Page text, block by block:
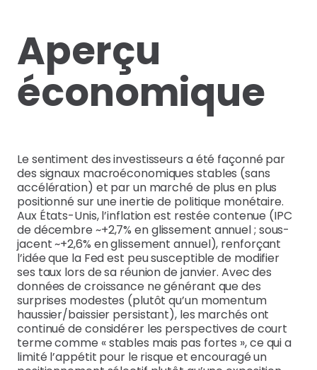
Aperçu
économique
Le sentiment des investisseurs a été façonné par
des signaux macroéconomiques stables (sans
accélération) et par un marché de plus en plus
positionné sur une inertie de politique monétaire.
Aux États-Unis, l’inflation est restée contenue (IPC
de décembre ~+2,7% en glissement annuel ; sous-
jacent ~+2,6% en glissement annuel), renforçant
l’idée que la Fed est peu susceptible de modifier
ses taux lors de sa réunion de janvier. Avec des
données de croissance ne générant que des
surprises modestes (plutôt qu’un momentum
haussier/baissier persistant), les marchés ont
continué de considérer les perspectives de court
terme comme « stables mais pas fortes », ce qui a
limité l’appétit pour le risque et encouragé un